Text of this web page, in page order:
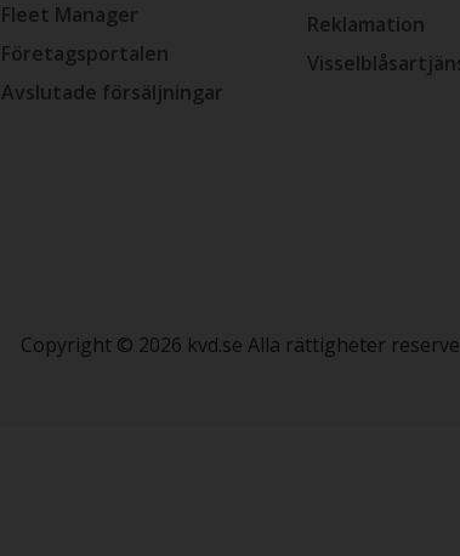
Fleet Manager
Företagsportalen
Avslutade försäljningar
Reklamation
Copyright © 2026 kvd.se Alla rättigheter